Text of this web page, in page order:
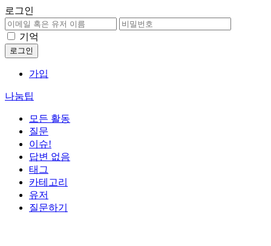
로그인
기억
가입
나눔팁
모든 활동
질문
이슈!
답변 없음
태그
카테고리
유저
질문하기